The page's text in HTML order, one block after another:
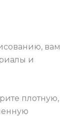
вам
и
плотную,